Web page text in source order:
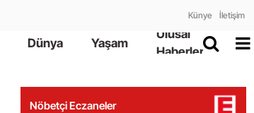
Künye İletişim
Dünya Yaşam
Ulusal
Haberler
Nöbetçi Eczaneler